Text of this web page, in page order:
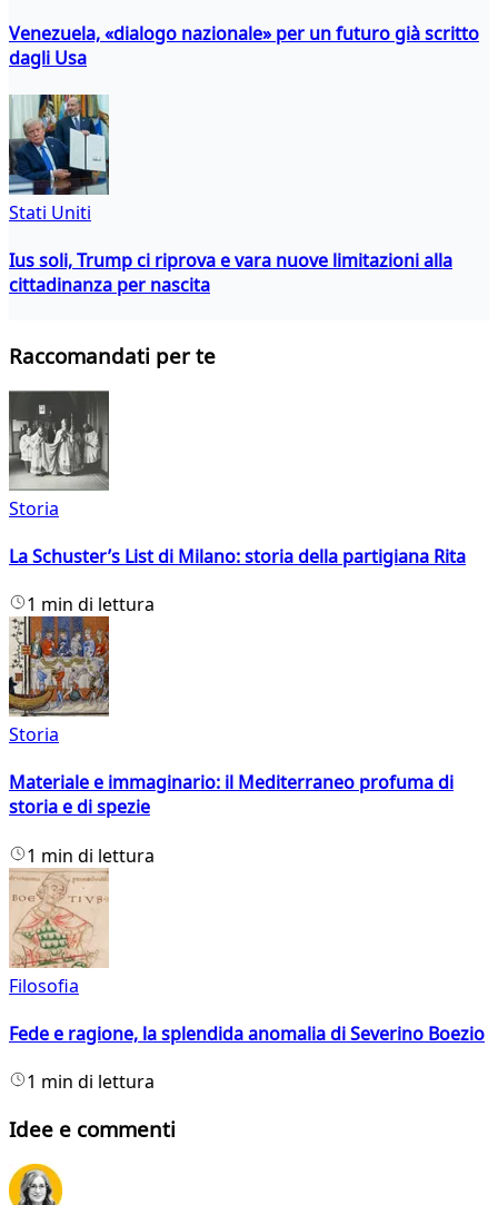
Venezuela, «dialogo nazionale» per un futuro già scritto
dagli Usa
Stati Uniti
Ius soli, Trump ci riprova e vara nuove limitazioni alla
cittadinanza per nascita
Raccomandati per te
Storia
La Schuster’s List di Milano: storia della partigiana Rita
1 min di lettura
Storia
Materiale e immaginario: il Mediterraneo profuma di
storia e di spezie
1 min di lettura
Filosofia
Fede e ragione, la splendida anomalia di Severino Boezio
1 min di lettura
Idee e commenti